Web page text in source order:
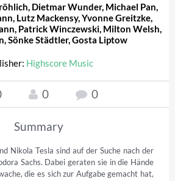
, Dietmar Wunder, Michael Pan,
, Lutz Mackensy,Yvonne Greitzke,
, Patrick Winczewski, Milton Welsh,
,Sönke Städtler,Gosta Liptow
Highscore Music
0 0
Summary
Nikola Tesla sind auf der Suche nach der
Sachs. Dabei geraten sie in die Hände
die es sich zur Aufgabe gemacht hat,